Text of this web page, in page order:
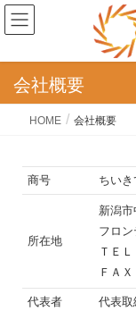
会社概要
HOME 会社概要
商号 ちい
所在地
新潟
フロ
ＴＥ
ＦＡ
代表者 代表